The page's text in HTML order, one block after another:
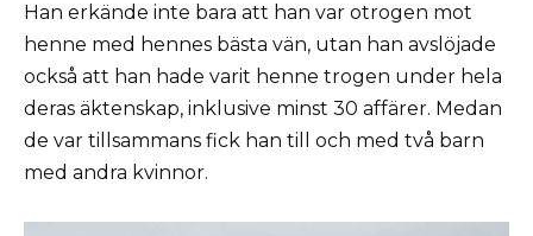
Han erkände inte bara att han var otrogen mot
henne med hennes bästa vän, utan han avslöjade
också att han hade varit henne trogen under hela
deras äktenskap, inklusive minst 30 affärer. Medan
de var tillsammans fick han till och med två barn
med andra kvinnor.